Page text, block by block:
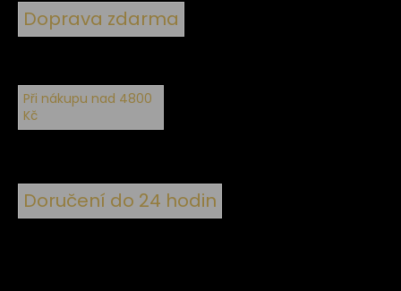
Doprava zdarma
Při nákupu nad 4800
Kč
Doručení do 24 hodin